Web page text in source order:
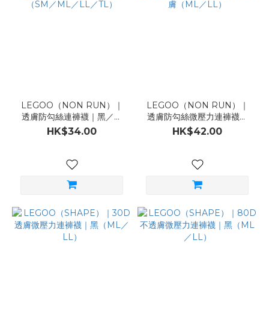
LEGOO（NON RUN）｜
透膚防勾絲連褲襪｜黑／膚
（SM／ML／LL／TL）
HK$34.00
LEGOO（NON RUN）｜
透膚防勾絲微壓力連褲襪｜
黑／膚（ML／LL）
HK$42.00